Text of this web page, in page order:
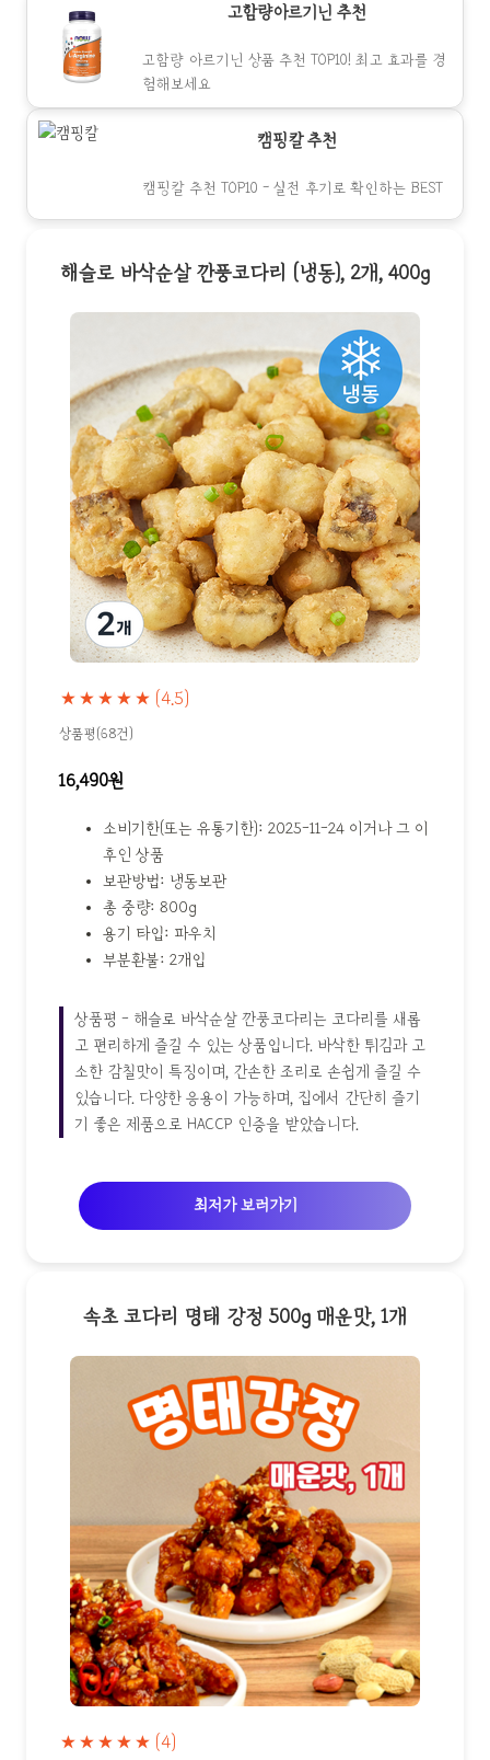
고함량아르기닌 추천
고함량 아르기닌 상품 추천 TOP10! 최고 효과를 경
험해보세요
캠핑칼 추천
캠핑칼 추천 TOP10 - 실전 후기로 확인하는 BEST
해슬로 바삭순살 깐풍코다리 (냉동), 2개, 400g
★★★★★ (4.5)
상품평(68건)
16,490원
소비기한(또는 유통기한): 2025-11-24 이거나 그 이
후인 상품
보관방법: 냉동보관
총 중량: 800g
용기 타입: 파우치
부분환불: 2개입
상품평 - 해슬로 바삭순살 깐풍코다리는 코다리를 새롭
고 편리하게 즐길 수 있는 상품입니다. 바삭한 튀김과 고
소한 감칠맛이 특징이며, 간손한 조리로 손쉽게 즐길 수
있습니다. 다양한 응용이 가능하며, 집에서 간단히 즐기
기 좋은 제품으로 HACCP 인증을 받았습니다.
최저가 보러가기
속초 코다리 명태 강정 500g 매운맛, 1개
★★★★★ (4)